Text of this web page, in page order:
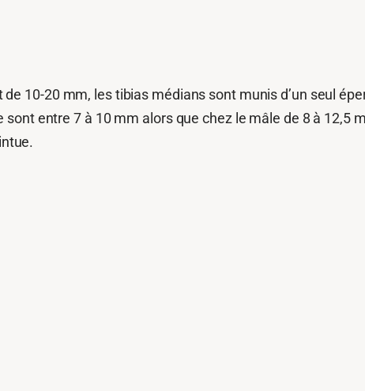
10-20 mm, les tibias médians sont munis d’un seul
entre 7 à 10 mm alors que chez le mâle de 8 à 12,5